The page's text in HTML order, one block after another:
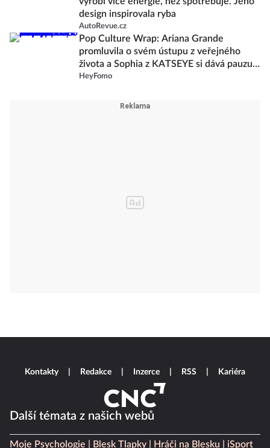
design inspirovala ryba
AutoRevue.cz
Pop Culture Wrap: Ariana Grande
promluvila o svém ústupu z veřejného
života a Sophia z KATSEYE si dává pauzu
od skupiny
HeyFomo
Další témata z našich webů
Moje Psychologie Blesk Tlapky Hráči na Blesku
iSport
Kontakty Redakce Inzerce RSS Kariéra